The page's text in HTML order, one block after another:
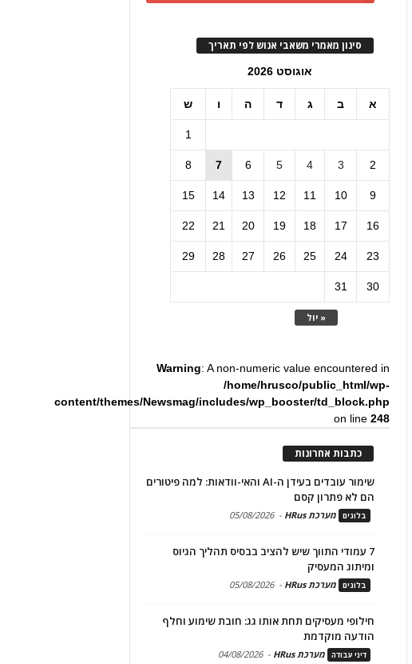
סינון מאמרי משאבי אנוש לפי תאריך
אוגוסט 2026
א ב ג ד ה ו ש
« יול
1
2
3
4
5
6
7
8
9
10
11
12
13
14
15
16
17
18
19
20
21
22
23
24
25
26
27
28
29
30
31
Warning: A non-numeric value encountered in
/home/hrusco/public_html/wp-
content/themes/Newsmag/includes/wp_booster/td_block.php
on line248
כתבות אחרונות
שימור עובדים בעידן ה-AI והאי-וודאות: למה פיטורים
הם לא פתרון קסם
בלוגים מערכת HRus -
05/08/2026
7 עמודי התווך שיש להציב בבסיס תהליך הגיוס
ומיתוג המעסיק
בלוגים מערכת HRus -
05/08/2026
חילופי מעסיקים תחת אותו גג: חובת שימוע וחלף
הודעה מוקדמת
דיני עבודה מערכת HRus -
04/08/2026